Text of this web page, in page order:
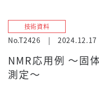
技術資料
No.T2426 | 2024.12.17
NMR応用例 ～固
測定～